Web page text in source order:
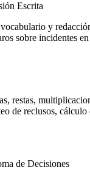
Escrita
y
sobre incidentes
restas,
de reclusos, cálculo
de Decisiones